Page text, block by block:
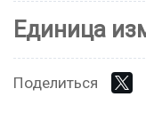
Единица
Поделиться